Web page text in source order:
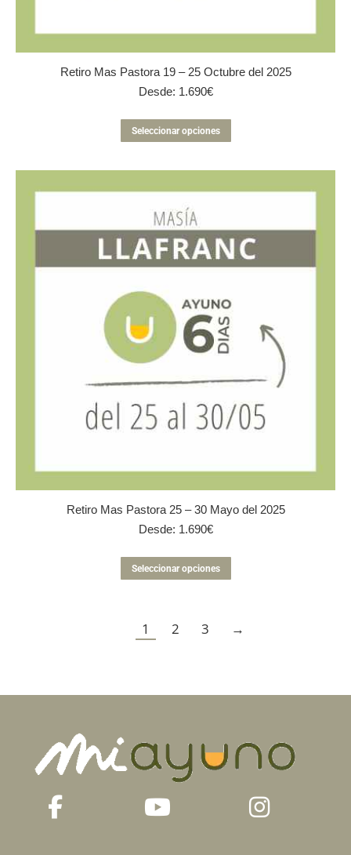
Retiro Mas Pastora 19 – 25 Octubre del 2025
Desde: 1.690€
Seleccionar opciones
producto
múltiples
variantes.
se
pueden
elegir
la
producto
Retiro Mas Pastora 25 – 30 Mayo del 2025
Desde: 1.690€
Seleccionar opciones
producto
página
de
1 2 3 →